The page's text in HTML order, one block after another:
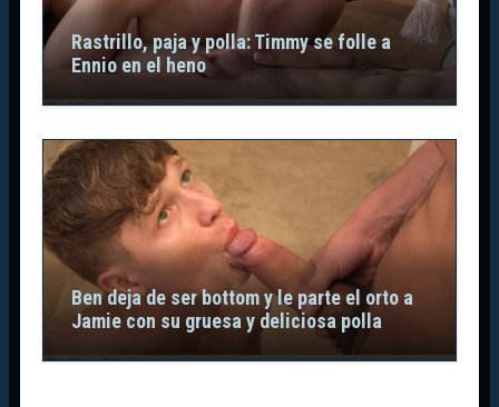
Rastrillo, paja y polla: Timmy se folle a
Ennio en el heno
Ben deja de ser bottom y le parte el orto a
Jamie con su gruesa y deliciosa polla